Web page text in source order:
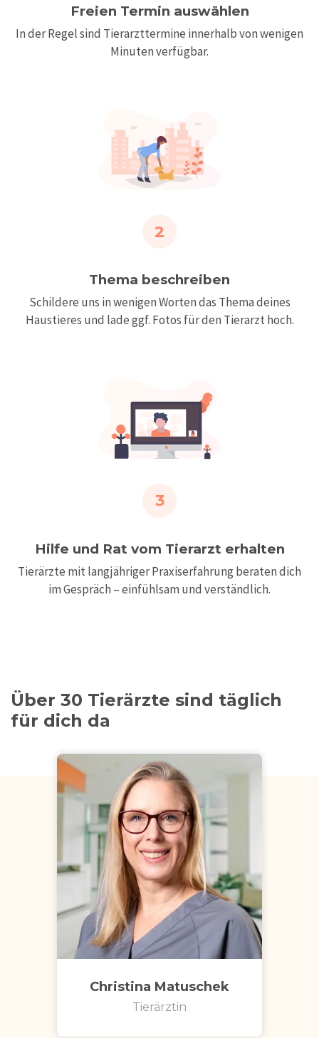
Freien Termin auswählen
In der Regel sind Tierarzttermine innerhalb von wenigen
Minuten verfügbar.
2
Thema beschreiben
Schildere uns in wenigen Worten das Thema deines
Haustieres und lade ggf. Fotos für den Tierarzt hoch.
3
Hilfe und Rat vom Tierarzt erhalten
Tierärzte mit langjähriger Praxiserfahrung beraten dich
im Gespräch – einfühlsam und verständlich.
Über 30 Tierärzte sind täglich
für dich da
Christina Matuschek
Tierärztin